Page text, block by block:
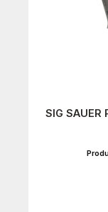
SIG